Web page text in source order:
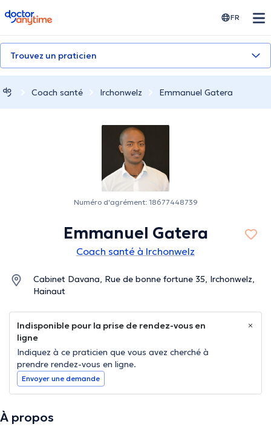
doctoranytime FR
Trouvez un praticien
Coach santé Irchonwelz Emmanuel Gatera
Numéro d'agrément: 18677448739
Emmanuel Gatera
Coach santé à Irchonwelz
Cabinet Davana, Rue de bonne fortune 35, Irchonwelz,
Hainaut
Indisponible pour la prise de rendez-vous en
ligne
Indiquez à ce praticien que vous avez cherché à
prendre rendez-vous en ligne.
Envoyer une demande
À propos